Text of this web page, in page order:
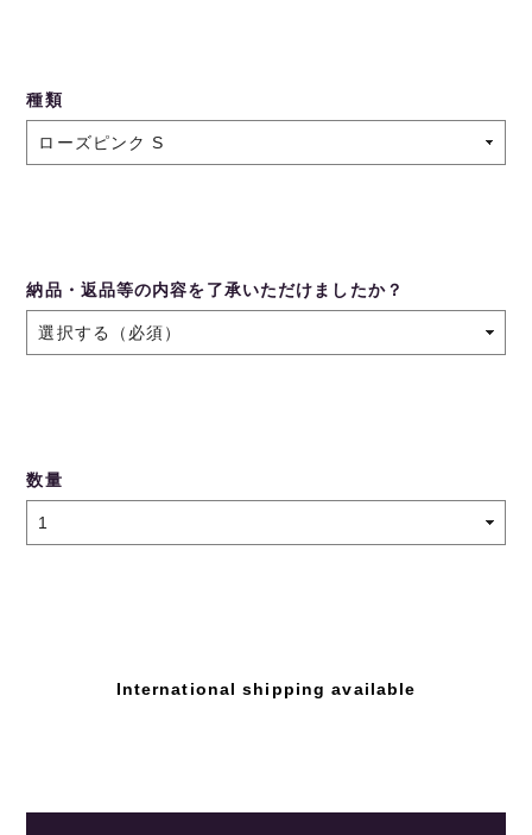
種類
納品・返品等の内容を了承いただけましたか？
数量
International shipping available